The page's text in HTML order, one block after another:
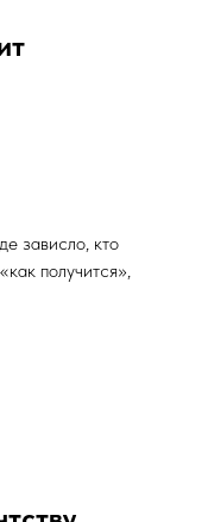
зависло, кто
получится»,